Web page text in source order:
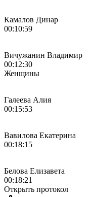
Камалов Динар
00:10:59
Вичужанин Владимир
00:12:30
Женщины
Галеева Алия
00:15:53
Вавилова Екатерина
00:18:15
Белова Елизавета
00:18:21
Открыть протокол